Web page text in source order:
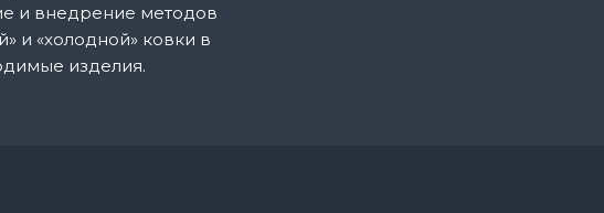
и внедрение методов
и «холодной» ковки в
изделия.